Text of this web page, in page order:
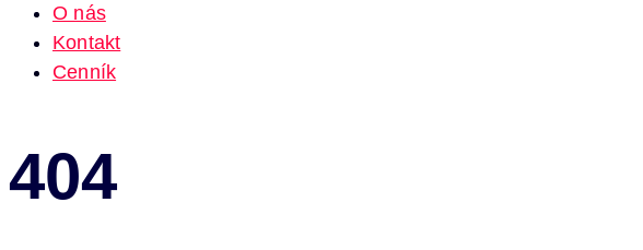
O nás
Kontakt
Cenník
404